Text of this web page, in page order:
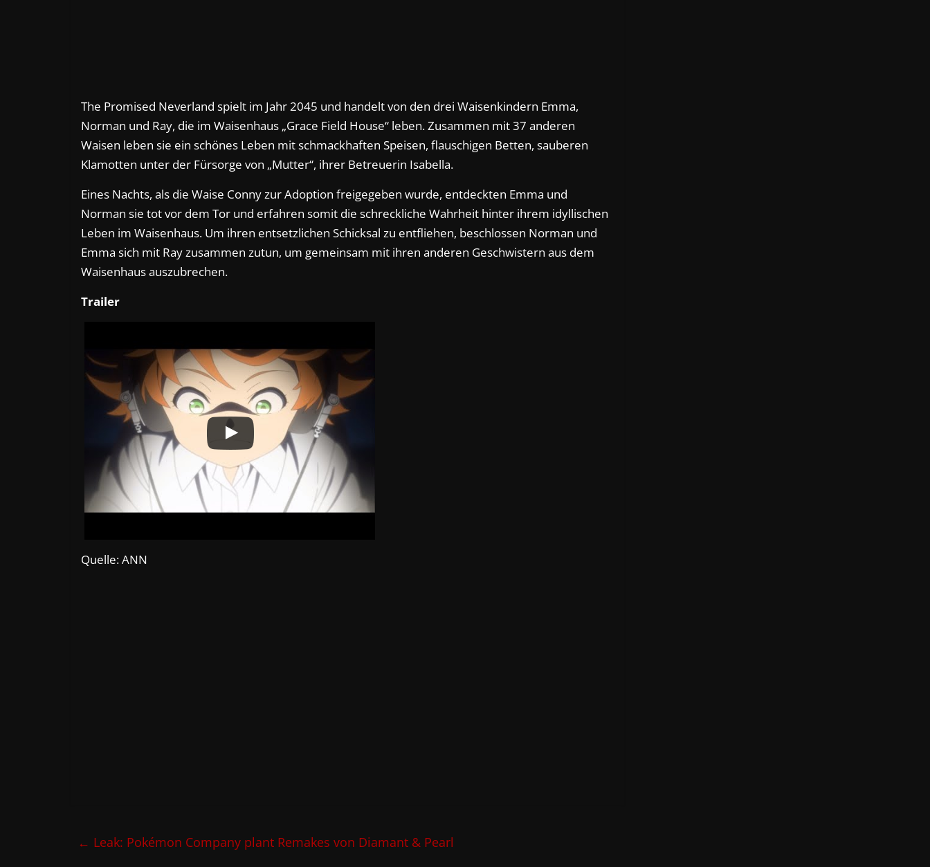
The Promised Neverland spielt im Jahr 2045 und handelt von den drei Waisenkindern Emma,
Norman und Ray, die im Waisenhaus „Grace Field House“ leben. Zusammen mit 37 anderen
Waisen leben sie ein schönes Leben mit schmackhaften Speisen, flauschigen Betten, sauberen
Klamotten unter der Fürsorge von „Mutter“, ihrer Betreuerin Isabella.
Eines Nachts, als die Waise Conny zur Adoption freigegeben wurde, entdeckten Emma und
Norman sie tot vor dem Tor und erfahren somit die schreckliche Wahrheit hinter ihrem idyllischen
Leben im Waisenhaus. Um ihren entsetzlichen Schicksal zu entfliehen, beschlossen Norman und
Emma sich mit Ray zusammen zutun, um gemeinsam mit ihren anderen Geschwistern aus dem
Waisenhaus auszubrechen.
Trailer
Quelle: ANN
← Leak: Pokémon Company plant Remakes von Diamant & Pearl